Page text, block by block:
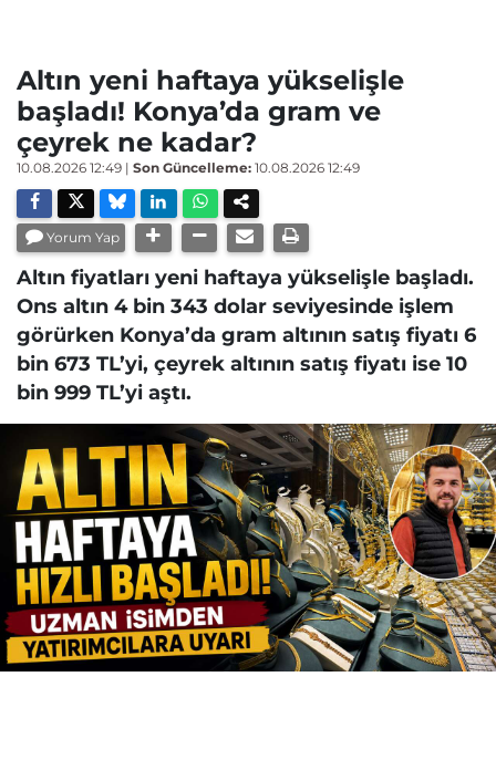
Altın yeni haftaya yükselişle
başladı! Konya’da gram ve
çeyrek ne kadar?
10.08.2026 12:49 | Son Güncelleme: 10.08.2026 12:49
Yorum Yap
Altın fiyatları yeni haftaya yükselişle başladı.
Ons altın 4 bin 343 dolar seviyesinde işlem
görürken Konya’da gram altının satış fiyatı 6
bin 673 TL’yi, çeyrek altının satış fiyatı ise 10
bin 999 TL’yi aştı.